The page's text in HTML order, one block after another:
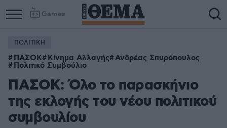
Games
ΠΟΛΙΤΙΚΗ
ΠΑΣΟΚ Κίνημα Αλλαγής Ανδρέας Σπυρόπουλος
Πολιτικό Συμβούλιο
ΠΑΣΟΚ: Όλο το παρασκήνιο
της εκλογής του νέου πολιτικού
συμβουλίου